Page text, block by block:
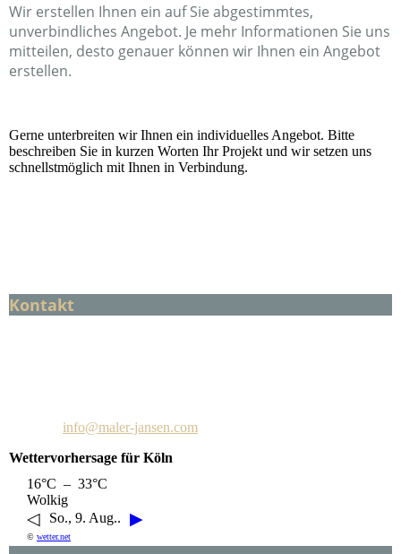
Wir erstellen Ihnen ein auf Sie abgestimmtes,
unverbindliches Angebot. Je mehr Informationen Sie uns
mitteilen, desto genauer können wir Ihnen ein Angebot
erstellen.
Gerne unterbreiten wir Ihnen ein individuelles Angebot. Bitte
beschreiben Sie in kurzen Worten Ihr Projekt und wir setzen uns
schnellstmöglich mit Ihnen in Verbindung.
Kontakt
info@maler-jansen.com
Wettervorhersage für Köln
16°C – 33°C
Wolkig
◁ So., 9. Aug.. ▶
© wetter.net